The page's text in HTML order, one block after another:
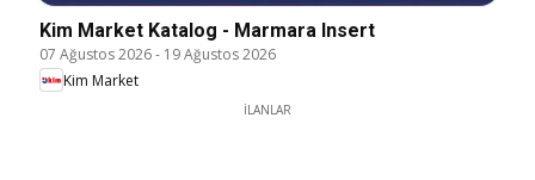
Kim Market Katalog - Marmara Insert
07 Ağustos 2026- 19 Ağustos 2026
Kim Market
İLANLAR